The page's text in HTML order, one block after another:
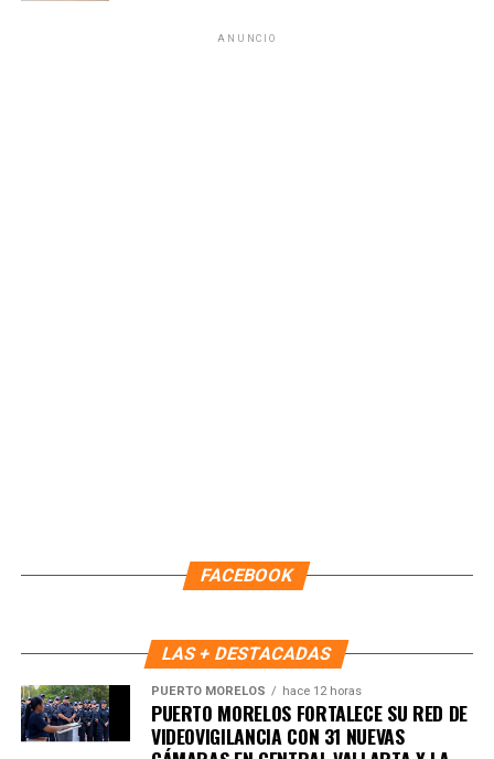
nombres de países como México, España, Inglaterra,
ANUNCIO
FACEBOOK
LAS + DESTACADAS
PUERTO MORELOS hace 12 horas
PUERTO MORELOS FORTALECE SU RED DE
VIDEOVIGILANCIA CON 31 NUEVAS